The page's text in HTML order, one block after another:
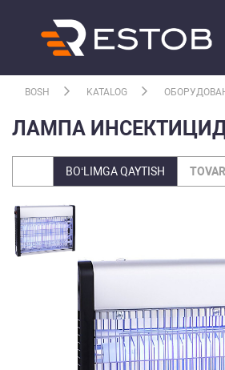
BOSH KATALOG
ЛАМПА
BO‘LIMGA QAYTISH